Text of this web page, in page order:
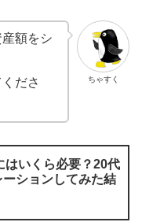
ちゃすく
額をシ
ださ
はいくら必要？20代
ーションしてみた結